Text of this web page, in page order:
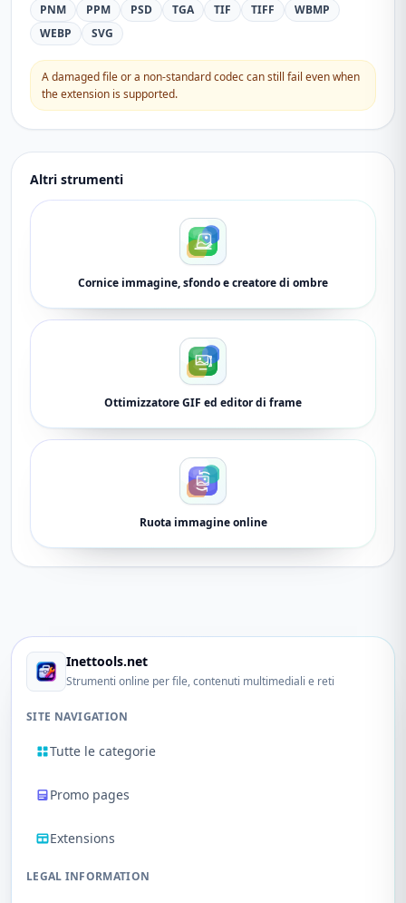
PNM
PPM PSD TGA TIF TIFF
WBMP
WEBP
SVG
A damaged file or a non-standard codec can still fail even when
the extension is supported.
Altri strumenti
Cornice immagine, sfondo e creatore di ombre
Ottimizzatore GIF ed editor di frame
Ruota immagine online
Inettools.net
Strumenti online per file, contenuti multimediali e reti
SITE NAVIGATION
Tutte le categorie
Promo pages
Extensions
LEGAL INFORMATION